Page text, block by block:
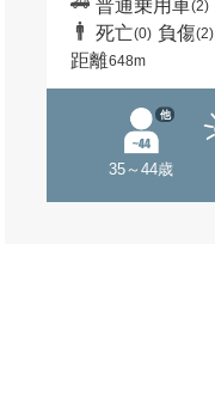
普通乗用車(2)
死亡(0) 負傷(2)
距離648m
35～44歳
他